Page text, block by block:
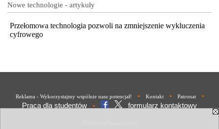
Nowe technologie - artykuły
Przełomowa technologia pozwoli na zmniejszenie wykluczenia
cyfrowego
Reklama - Wykorzystajmy wspólnie nasz potencjał! • Kontakt • Patronat •
Praca dla studentów • formularz kontaktowy